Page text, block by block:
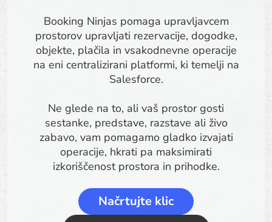
Booking Ninjas pomaga upravljavcem
prostorov upravljati rezervacije, dogodke,
objekte, plačila in vsakodnevne operacije
na eni centralizirani platformi, ki temelji na
Salesforce.
Ne glede na to, ali vaš prostor gosti
sestanke, predstave, razstave ali živo
zabavo, vam pomagamo gladko izvajati
operacije, hkrati pa maksimirati
izkoriščenost prostora in prihodke.
Načrtujte klic